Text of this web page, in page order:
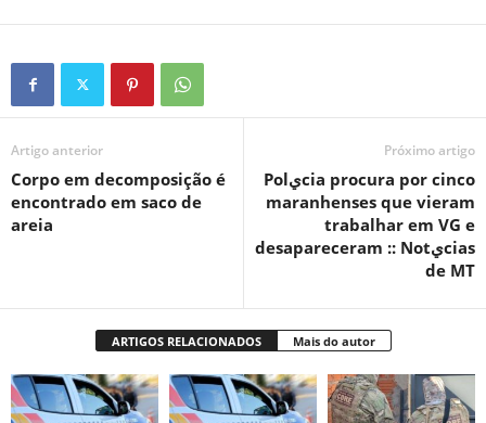
Artigo anterior
Corpo em decomposição é
encontrado em saco de
areia
Próximo artigo
Polيcia procura por cinco
maranhenses que vieram
trabalhar em VG e
desapareceram :: Notيcias
de MT
ARTIGOS RELACIONADOS Mais do autor